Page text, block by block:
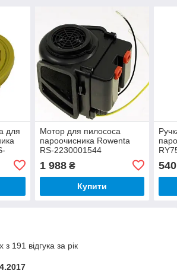
для
Мотор для пилососа
пароочисника Rowenta
RS-2230001544
1 988₴
Купити
540
191 відгука за рік